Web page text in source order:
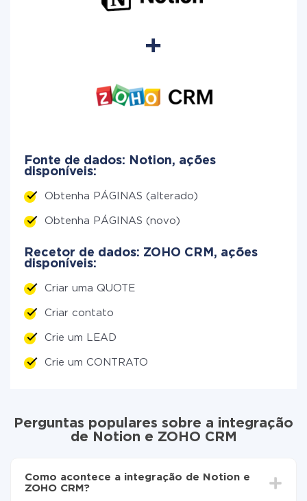
Fonte de dados: Notion, ações
disponíveis:
Obtenha PÁGINAS (alterado)
Obtenha PÁGINAS (novo)
Recetor de dados: ZOHO CRM, ações
disponíveis:
Criar uma QUOTE
Criar contato
Crie um LEAD
Crie um CONTRATO
Perguntas populares sobre a integração
de Notion e ZOHO CRM
Como acontece a integração de Notion e
ZOHO CRM?